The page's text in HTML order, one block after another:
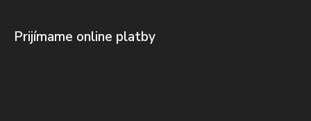
Prijímame online platby